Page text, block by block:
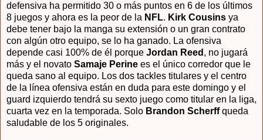
defensiva ha permitido 30 o más puntos en 6 de los últimos
8 juegos y ahora es la peor de la NFL. Kirk Cousins ya
debe tener bajo la manga su extensión o un gran contrato
con algún otro equipo, se lo ha ganado. La ofensiva
depende casi 100% de él porque Jordan Reed , no jugará
más y el novato Samaje Perine es el único corredor que le
queda sano al equipo. Los dos tackles titulares y el centro
de la línea ofensiva están en duda para este domingo y el
guard izquierdo tendrá su sexto juego como titular en la liga,
cuarta vez en la temporada. Solo Brandon Scherffqueda
saludable de los 5 originales.